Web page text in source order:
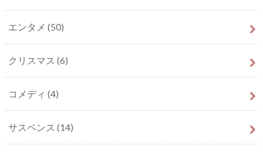
エンタメ (50)
クリスマス (6)
コメディ (4)
サスペンス (14)